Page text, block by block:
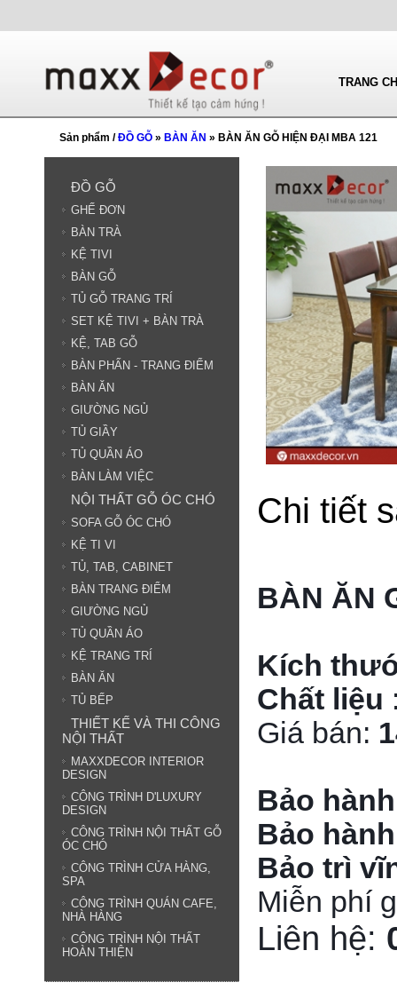
TRANG
Sản phẩm /ĐỒ GỖ » BÀN ĂN » BÀN ĂN GỖ HIỆN ĐẠI MBA 121
Chi tiết
BÀN ĂN
Kích
Chất liệu
Giá bán:
Bảo
Bảo
Bảo trì
Miễn phí
Liên hệ:
ĐỒ GỖ
GHẾ ĐƠN
BÀN TRÀ
KỆ TIVI
BÀN GỖ
TỦ GỖ TRANG TRÍ
SET KỆ TIVI + BÀN TRÀ
KỆ, TAB GỖ
BÀN PHẤN - TRANG ĐIỂM
BÀN ĂN
GIƯỜNG NGỦ
TỦ GIẦY
TỦ QUẦN ÁO
BÀN LÀM VIỆC
NỘI THẤT GỖ ÓC CHÓ
SOFA GỖ ÓC CHÓ
KỆ TI VI
TỦ, TAB, CABINET
BÀN TRANG ĐIỂM
GIƯỜNG NGỦ
TỦ QUẦN ÁO
KỆ TRANG TRÍ
BÀN ĂN
TỦ BẾP
THIẾT KẾ VÀ THI CÔNG
NỘI THẤT
MAXXDECOR INTERIOR
DESIGN
CÔNG TRÌNH D'LUXURY
DESIGN
CÔNG TRÌNH NỘI THẤT GỖ
ÓC CHÓ
CÔNG TRÌNH CỬA HÀNG,
SPA
CÔNG TRÌNH QUÁN CAFE,
NHÀ HÀNG
CÔNG TRÌNH NỘI THẤT
HOÀN THIỆN